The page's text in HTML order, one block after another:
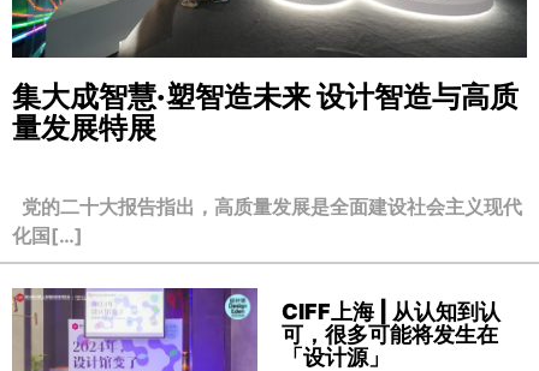
集大成智慧·塑智造未来设计智造与高质
量发展特展
党的二十大报告指出，高质量发展是全面建设社会主义现代
化国[…]
CIFF上海 | 从认知到认
可，很多可能将发生在
「设计源」